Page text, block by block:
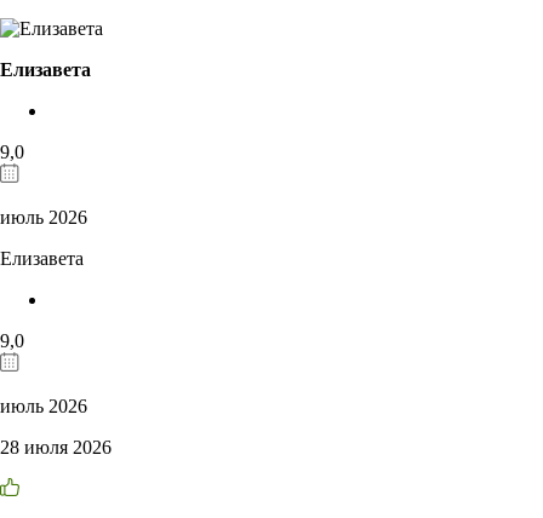
Елизавета
9,0
июль 2026
Елизавета
9,0
июль 2026
28 июля 2026